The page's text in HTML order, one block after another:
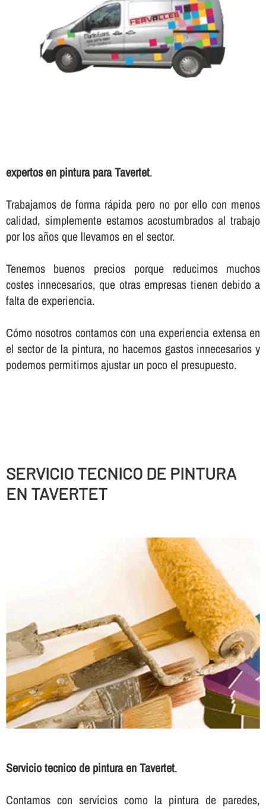
expertos en pintura para Tavertet.
Trabajamos de forma rápida pero no por ello con menos
calidad, simplemente estamos acostumbrados al trabajo
por los años que llevamos en el sector.
Tenemos buenos precios porque reducimos muchos
costes innecesarios, que otras empresas tienen debido a
falta de experiencia.
Cómo nosotros contamos con una experiencia extensa en
el sector de la pintura, no hacemos gastos innecesarios y
podemos permitirnos ajustar un poco el presupuesto.
SERVICIO TECNICO DE PINTURA
EN TAVERTET
Servicio tecnico de pintura en Tavertet.
Contamos con servicios como la pintura de paredes,